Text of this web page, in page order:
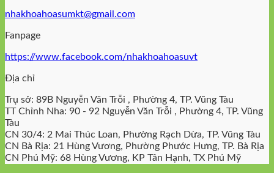
nhakhoahoasumkt@gmail.com
Fanpage
https://www.facebook.com/nhakhoahoasuvt
Địa chỉ
Trụ sở: 89B Nguyễn Văn Trỗi , Phường 4, TP. Vũng Tàu
TT Chỉnh Nha: 90 - 92 Nguyễn Văn Trỗi , Phường 4, TP. Vũng
Tàu
CN 30/4: 2 Mai Thúc Loan, Phường Rạch Dừa, TP. Vũng Tàu
CN Bà Rịa: 21 Hùng Vương, Phường Phước Hưng, TP. Bà Rịa
CN Phú Mỹ: 68 Hùng Vương, KP Tân Hạnh, TX Phú Mỹ